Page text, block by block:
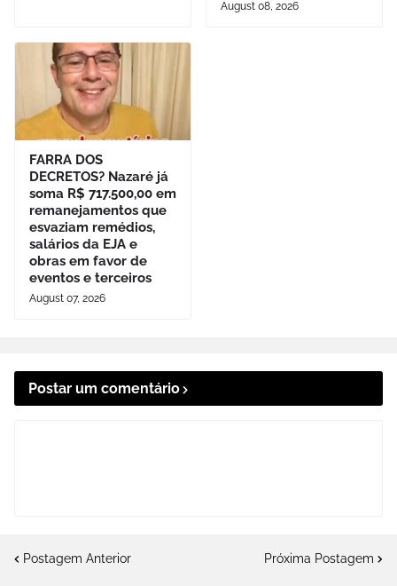
August 08, 2026
FARRA DOS
DECRETOS? Nazaré já
soma R$ 717.500,00 em
remanejamentos que
esvaziam remédios,
salários da EJA e
obras em favor de
eventos e terceiros
August 07, 2026
Postar um comentário
Postagem Anterior Próxima Postagem